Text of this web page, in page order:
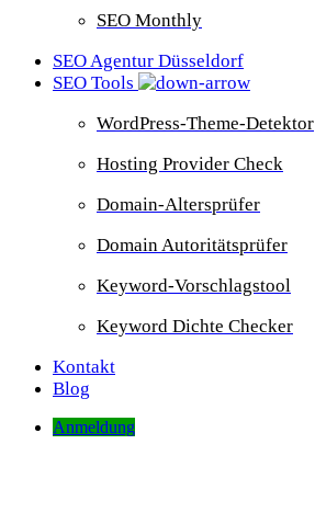
SEO Monthly
SEO Agentur Düsseldorf
SEO Tools
WordPress-Theme-Detektor
Hosting Provider Check
Domain-Altersprüfer
Domain Autoritätsprüfer
Keyword-Vorschlagstool
Keyword Dichte Checker
Kontakt
Blog
Anmeldung